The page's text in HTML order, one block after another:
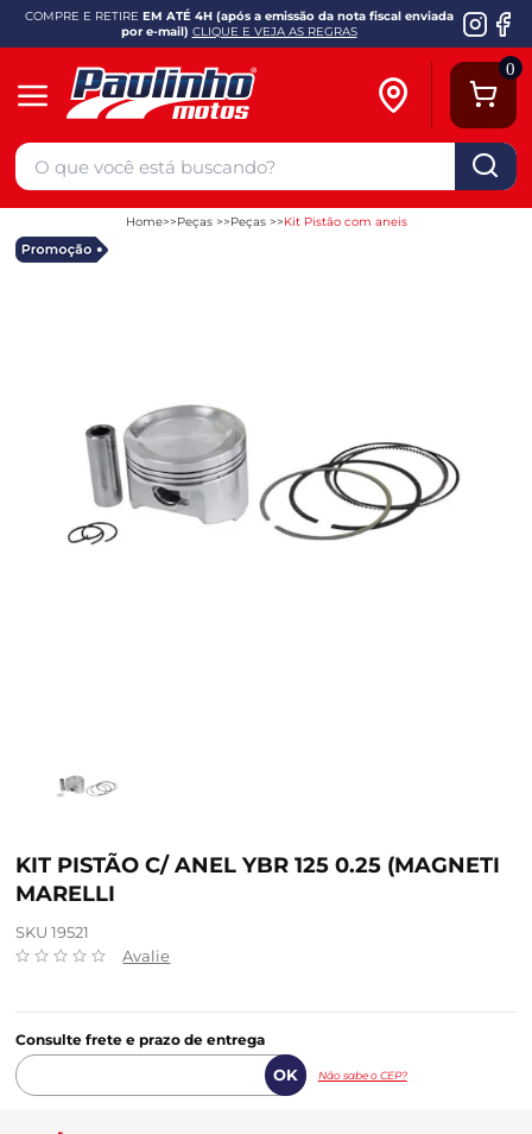
COMPRE E RETIRE EM ATÉ 4H (após a emissão da nota fiscal enviada
por e-mail) CLIQUE E VEJA AS REGRAS
0
Home Peças Peças Kit Pistão com aneis
KIT PISTÃO C/ ANEL YBR 125 0.25 (MAGNETI
MARELLI
SKU 19521
Avalie
Consulte frete e prazo de entrega
Não sabe o CEP?